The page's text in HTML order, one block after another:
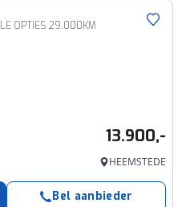
OPTIES 29.000KM
13.900,-
HEEMSTEDE
Bel aanbieder